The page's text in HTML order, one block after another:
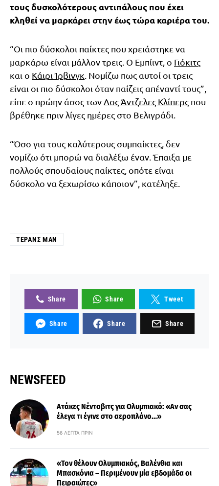
τους δυσκολότερους αντιπάλους που έχει
κληθεί να μαρκάρει στην έως τώρα καριέρα του.
“Οι πιο δύσκολοι παίκτες που χρειάστηκε να
μαρκάρω είναι μάλλον τρεις. Ο Εμπίιντ, ο Γιόκιτς
και ο Κάιρι Ίρβινγκ. Νομίζω πως αυτοί οι τρεις
είναι οι πιο δύσκολοι όταν παίζεις απέναντί τους”,
είπε ο πρώην άσος τωνΛος Άντζελες Κλίπερς που
βρέθηκε πριν λίγες ημέρες στο Βελιγράδι.
“Όσο για τους καλύτερους συμπαίκτες, δεν
νομίζω ότι μπορώ να διαλέξω έναν. Έπαιξα με
πολλούς σπουδαίους παίκτες, οπότε είναι
δύσκολο να ξεχωρίσω κάποιον”, κατέληξε.
ΤΈΡΑΝΣ ΜΑΝ
Share Share Tweet
Share Share Share
NEWSFEED
Ατάκες Νέντοβιτς για Ολυμπιακό: «Αν σας
έλεγα τι έγινε στο αεροπλάνο…»
56 ΛΕΠΤΆ ΠΡΙΝ
«Τον θέλουν Ολυμπιακός, Βαλένθια και
Μπασκόνια – Περιμένουν μία εβδομάδα οι
Πειραιώτες»